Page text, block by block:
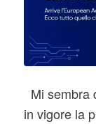
Mi sembra
in vigore la